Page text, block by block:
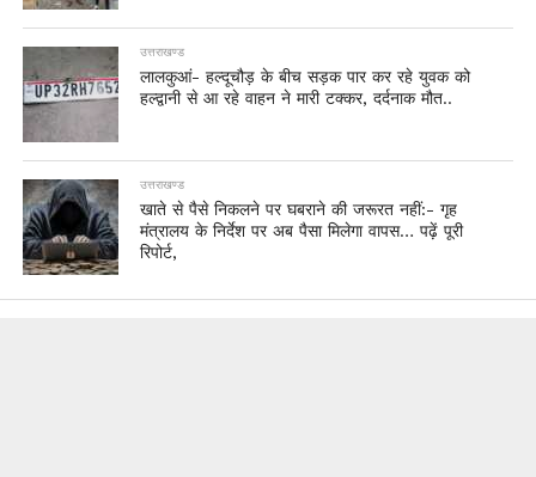
उत्तराखण्ड
लालकुआं- हल्दूचौड़ के बीच सड़क पार कर रहे युवक को
हल्द्वानी से आ रहे वाहन ने मारी टक्कर, दर्दनाक मौत..
उत्तराखण्ड
खाते से पैसे निकलने पर घबराने की जरूरत नहीं:- गृह
मंत्रालय के निर्देश पर अब पैसा मिलेगा वापस… पढ़ें पूरी
रिपोर्ट,